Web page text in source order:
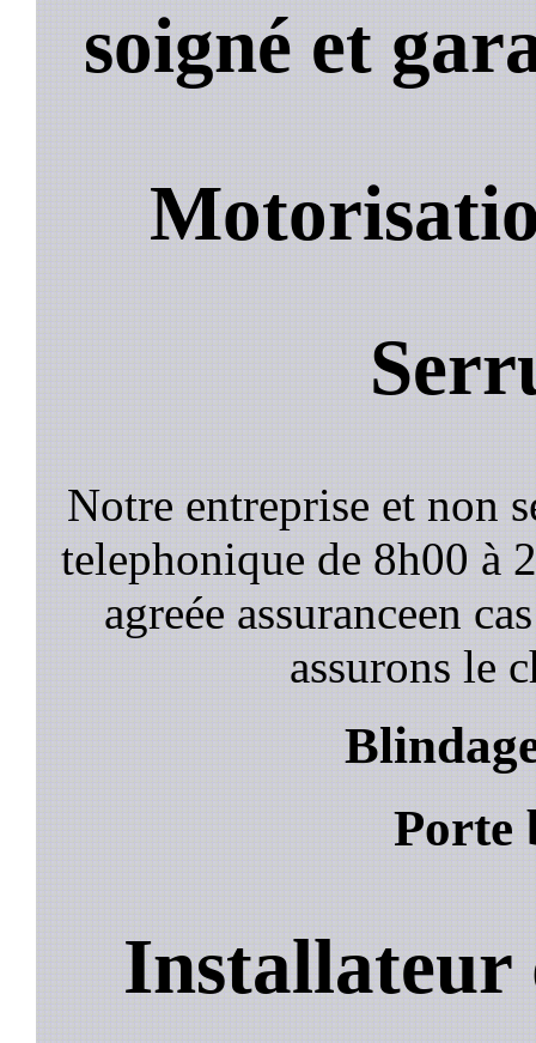
soigné et
Notre entreprise et non
telephonique de 8h00 à
agreée assuranceen
assurons le
Porte
Installateur